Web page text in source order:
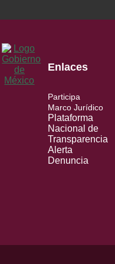
Enlaces
Participa
Marco Jurídico
Plataforma
Nacional de
Transparencia
Alerta
Denuncia